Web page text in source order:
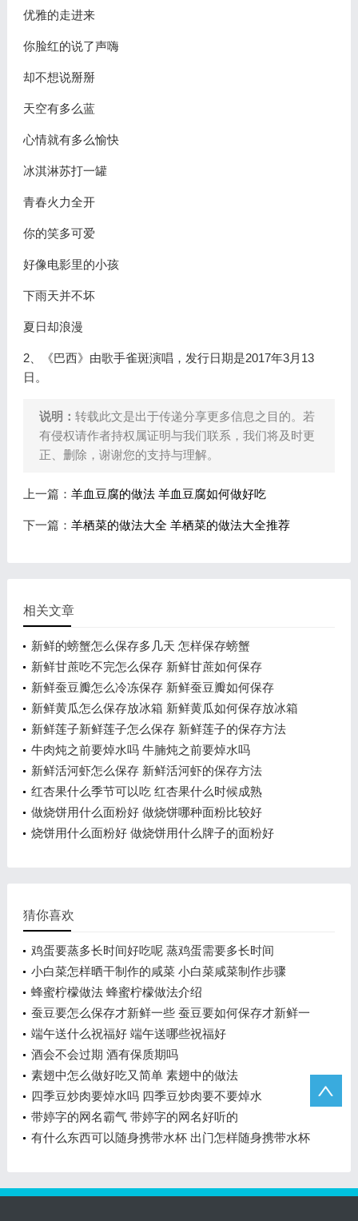
优雅的走进来
你脸红的说了声嗨
却不想说掰掰
天空有多么蓝
心情就有多么愉快
冰淇淋苏打一罐
青春火力全开
你的笑多可爱
好像电影里的小孩
下雨天并不坏
夏日却浪漫
2、《巴西》由歌手雀斑演唱，发行日期是2017年3月13
日。
说明： 转载此文是出于传递分享更多信息之目的。若
有侵权请作者持权属证明与我们联系，我们将及时更
正、删除，谢谢您的支持与理解。
上一篇： 羊血豆腐的做法 羊血豆腐如何做好吃
下一篇： 羊栖菜的做法大全 羊栖菜的做法大全推荐
相关文章
新鲜的螃蟹怎么保存多几天 怎样保存螃蟹
新鲜甘蔗吃不完怎么保存 新鲜甘蔗如何保存
新鲜蚕豆瓣怎么冷冻保存 新鲜蚕豆瓣如何保存
新鲜黄瓜怎么保存放冰箱 新鲜黄瓜如何保存放冰箱
新鲜莲子新鲜莲子怎么保存 新鲜莲子的保存方法
牛肉炖之前要焯水吗 牛腩炖之前要焯水吗
新鲜活河虾怎么保存 新鲜活河虾的保存方法
红杏果什么季节可以吃 红杏果什么时候成熟
做烧饼用什么面粉好 做烧饼哪种面粉比较好
烧饼用什么面粉好 做烧饼用什么牌子的面粉好
猜你喜欢
鸡蛋要蒸多长时间好吃呢 蒸鸡蛋需要多长时间
小白菜怎样晒干制作的咸菜 小白菜咸菜制作步骤
蜂蜜柠檬做法 蜂蜜柠檬做法介绍
蚕豆要怎么保存才新鲜一些 蚕豆要如何保存才新鲜一
些
端午送什么祝福好 端午送哪些祝福好
酒会不会过期 酒有保质期吗
素翅中怎么做好吃又简单 素翅中的做法
四季豆炒肉要焯水吗 四季豆炒肉要不要焯水
带婷字的网名霸气 带婷字的网名好听的
有什么东西可以随身携带水杯 出门怎样随身携带水杯